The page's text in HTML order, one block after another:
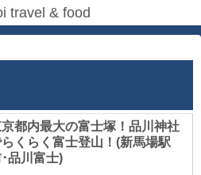
travel & food
都内最大の富士塚！品川神社
くらく富士登山！(新馬場駅
品川富士)